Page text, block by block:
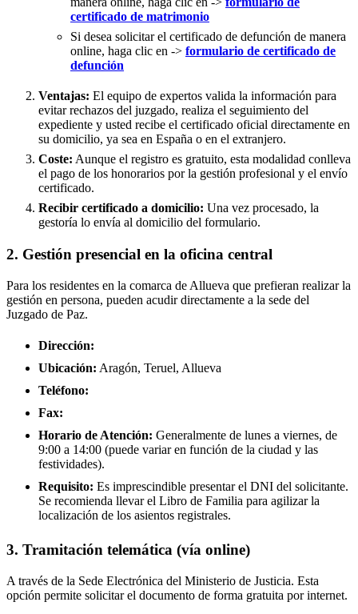
certificado de matrimonio
Si desea solicitar el certificado de defunción de manera
online, haga clic en -> formulario de certificado de
defunción
Ventajas: El equipo de expertos valida la información para
evitar rechazos del juzgado, realiza el seguimiento del
expediente y usted recibe el certificado oficial directamente en
su domicilio, ya sea en España o en el extranjero.
Coste: Aunque el registro es gratuito, esta modalidad conlleva
el pago de los honorarios por la gestión profesional y el envío
certificado.
Recibir certificado a domicilio: Una vez procesado, la
gestoría lo envía al domicilio del formulario.
2. Gestión presencial en la oficina central
Para los residentes en la comarca de Allueva que prefieran realizar la
gestión en persona, pueden acudir directamente a la sede del
Juzgado de Paz.
Dirección:
Ubicación: Aragón, Teruel, Allueva
Teléfono:
Fax:
Horario de Atención: Generalmente de lunes a viernes, de
9:00 a 14:00 (puede variar en función de la ciudad y las
festividades).
Requisito: Es imprescindible presentar el DNI del solicitante.
Se recomienda llevar el Libro de Familia para agilizar la
localización de los asientos registrales.
3. Tramitación telemática (vía online)
A través de la Sede Electrónica del Ministerio de Justicia. Esta
opción permite solicitar el documento de forma gratuita por internet.